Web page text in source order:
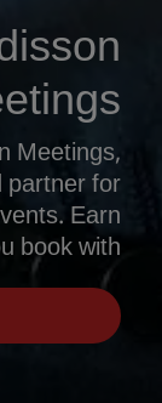
Meetings,
for
Earn
book with
with us.